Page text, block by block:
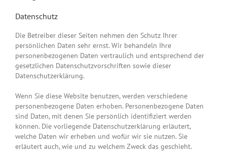
Datenschutz
Die Betreiber dieser Seiten nehmen den Schutz Ihrer
persönlichen Daten sehr ernst. Wir behandeln Ihre
personenbezogenen Daten vertraulich und entsprechend der
gesetzlichen Datenschutzvorschriften sowie dieser
Datenschutzerklärung.
Wenn Sie diese Website benutzen, werden verschiedene
personenbezogene Daten erhoben. Personenbezogene Daten
sind Daten, mit denen Sie persönlich identifiziert werden
können. Die vorliegende Datenschutzerklärung erläutert,
welche Daten wir erheben und wofür wir sie nutzen. Sie
erläutert auch, wie und zu welchem Zweck das geschieht.